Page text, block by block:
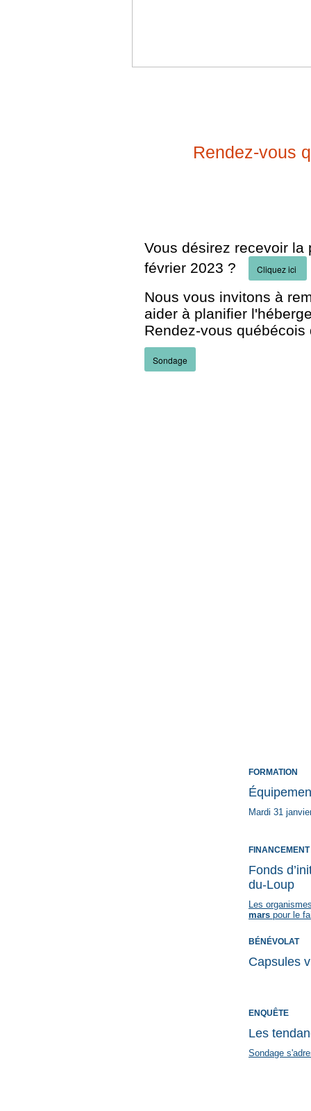
Rendez-vous
Vous désirez recevoir la
février 2023 ?
Cliquez ici
Nous vous invitons à
aider à planifier
Rendez-vous
Sondage
FORMATION
Mardi 31
FINANCEMENT
Fonds
du-Loup
Les
mars pour le
BÉNÉVOLAT
Capsules
ENQUÊTE
Les
Sondage